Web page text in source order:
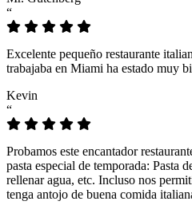
“
Excelente pequeño restaurante
trabajaba en Miami ha estado muy
Kevin
“
Probamos este encantador
pasta especial de temporada:
rellenar agua, etc. Incluso nos
tenga antojo de buena comida